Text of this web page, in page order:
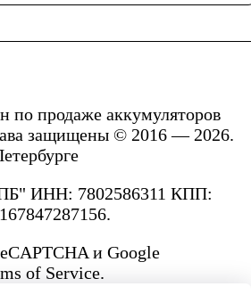
по продаже аккумуляторов
защищены © 2016 — 2026.
ИНН: 7802586311 КПП:
и Google
of Service.